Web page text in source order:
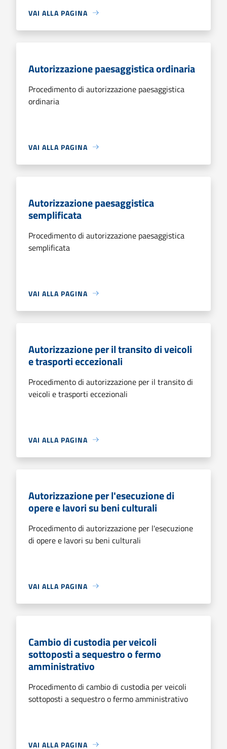
VAI ALLA PAGINA
Autorizzazione paesaggistica ordinaria
Procedimento di autorizzazione paesaggistica
ordinaria
VAI ALLA PAGINA
Autorizzazione paesaggistica
semplificata
Procedimento di autorizzazione paesaggistica
semplificata
VAI ALLA PAGINA
Autorizzazione per il transito di veicoli
e trasporti eccezionali
Procedimento di autorizzazione per il transito di
veicoli e trasporti eccezionali
VAI ALLA PAGINA
Autorizzazione per l'esecuzione di
opere e lavori su beni culturali
Procedimento di autorizzazione per l'esecuzione
di opere e lavori su beni culturali
VAI ALLA PAGINA
Cambio di custodia per veicoli
sottoposti a sequestro o fermo
amministrativo
Procedimento di cambio di custodia per veicoli
sottoposti a sequestro o fermo amministrativo
VAI ALLA PAGINA